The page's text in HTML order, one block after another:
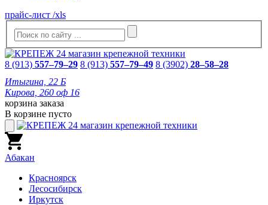
прайс-лист /xls
8 (913) 557–79–29 8 (913) 557–79–49 8 (3902) 28–58–28
Итыгина, 22 Б
Кирова, 260 оф 16
корзина заказа
В корзине пусто
Абакан
Красноярск
Лесосибирск
Иркутск